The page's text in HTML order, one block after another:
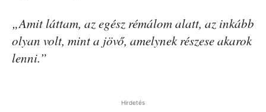
„Amit láttam, az egész rémálom alatt, az inkább
olyan volt, mint a jövő, amelynek részese akarok
lenni.”
Hirdetés